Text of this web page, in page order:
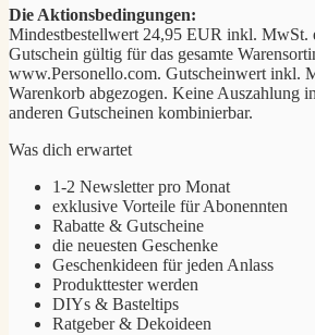
Die Aktionsbedingungen:
Mindestbestellwert 24,95 EUR inkl. MwSt.
Gutschein gültig für das gesamte
www.Personello.com. Gutscheinwert inkl.
Warenkorb abgezogen. Keine Auszahlung
anderen Gutscheinen kombinierbar.
Was dich erwartet
1-2 Newsletter pro Monat
exklusive Vorteile für Abonennten
Rabatte & Gutscheine
die neuesten Geschenke
Geschenkideen für jeden Anlass
Produkttester werden
DIYs & Basteltips
Ratgeber & Dekoideen